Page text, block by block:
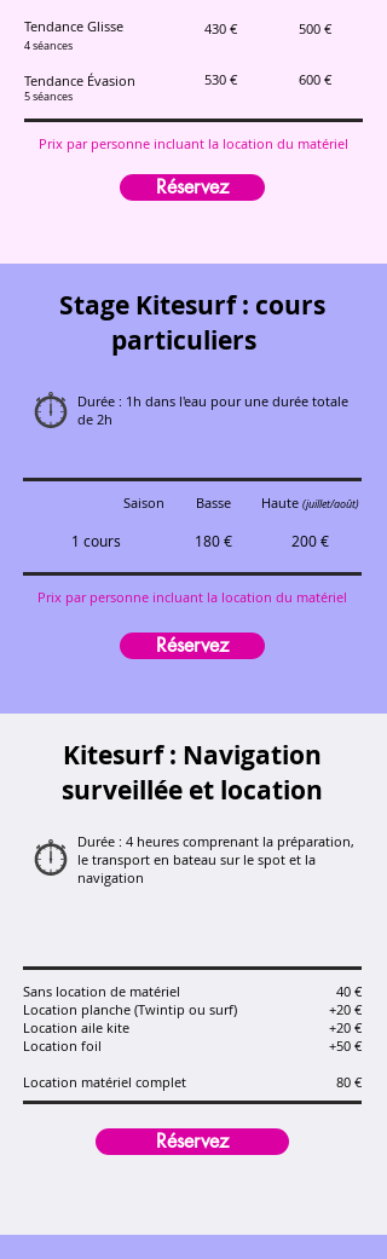
Tendance Glisse
4 séances
Tendance Évasion
5 séances
430 €
530 €
500 €
600 €
Prix par personne incluant la location du matériel
Réservez
Stage Kitesurf : cours
particuliers​
Durée : 1h dans l'eau pour une durée totale
de 2h
Saison
1 cours
Basse
180 €
Haute (juillet/août)
200 €​
Prix par personne incluant la location du matériel
Réservez
Kitesurf : Navigation
surveillée​ et location
Durée : 4 heures comprenant la préparation,
le transport en bateau sur le spot et la
navigation
Sans location de matériel
Location planche (Twintip ou surf)
Location aile kite
Location foil
Location matériel complet
40 €
+20 €
+20 €
+50 €
80 €
Réservez